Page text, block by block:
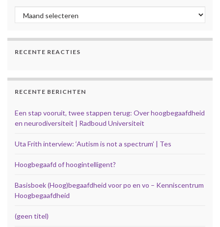
Archief
RECENTE REACTIES
RECENTE BERICHTEN
Een stap vooruit, twee stappen terug: Over hoogbegaafdheid
en neurodiversiteit | Radboud Universiteit
Uta Frith interview: ‘Autism is not a spectrum’ | Tes
Hoogbegaafd of hoogintelligent?
Basisboek (Hoog)begaafdheid voor po en vo – Kenniscentrum
Hoogbegaafdheid
(geen titel)